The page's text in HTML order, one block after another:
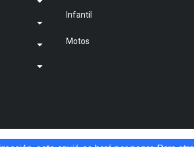
Infantil
Motos
© 2026. RXMOTO. Todos los